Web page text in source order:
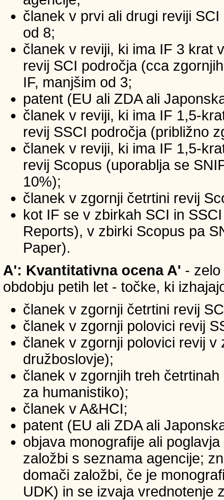
članek v prvi ali drugi reviji
od 8;
članek v reviji, ki ima IF 3 krat
revij SCI področja (cca
IF, manjšim od 3;
patent (EU ali ZDA ali
članek v reviji, ki ima IF 1,5-
revij SSCI področja (približno
članek v reviji, ki ima IF 1,5-
revij Scopus (uporablja se
10%);
članek v zgornji četrtini revij
kot IF se v zbirkah SCI in
Reports), v zbirki Scopus pa
Paper).
A': Kvantitativna ocena A' -
obdobju petih let - točke, ki
članek v zgornji četrtini revij
članek v zgornji polovici revij
članek v zgornji polovici revij
družboslovje);
članek v zgornjih treh
za humanistiko);
članek v A&HCI;
patent (EU ali ZDA ali
objava monografije ali
založbi s seznama agencije;
domači založbi, če je
UDK) in se izvaja vrednotenje